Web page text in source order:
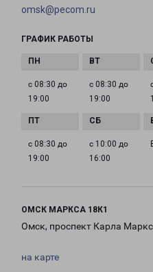
omsk@pecom.ru
ГРАФИК РАБОТЫ
с 08:30 до
19:00
с 08:30 до
19:00
с 08:30 до
19:00
с 10:00 до
16:00
ОМСК МАРКСА 18К1
Омск, проспект Карла
на карте